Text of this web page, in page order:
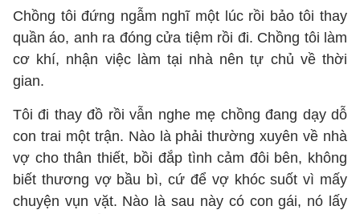
Chồng tôi đứng ngẫm nghĩ một lúc rồi bảo tôi thay
quần áo, anh ra đóng cửa tiệm rồi đi. Chồng tôi làm
cơ khí, nhận việc làm tại nhà nên tự chủ về thời
gian.
Tôi đi thay đồ rồi vẫn nghe mẹ chồng đang dạy dỗ
con trai một trận. Nào là phải thường xuyên về nhà
vợ cho thân thiết, bồi đắp tình cảm đôi bên, không
biết thương vợ bầu bì, cứ để vợ khóc suốt vì mấy
chuyện vụn vặt. Nào là sau này có con gái, nó lấy